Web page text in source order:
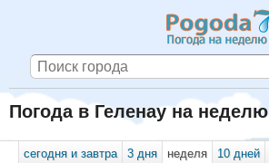
Погода в Геленау на неделю
сегодня и завтра 3 дня неделя 10 дней